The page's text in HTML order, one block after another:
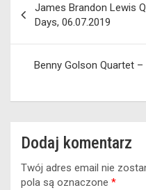
wpisu
James Brandon Lewis
Days, 06.07.2019
Benny Golson Quartet
Dodaj komentarz
Twój adres email nie
pola są oznaczone *